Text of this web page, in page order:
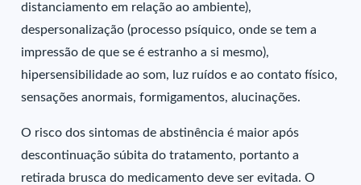
distanciamento em relação ao ambiente),
despersonalização (processo psíquico, onde se tem a
impressão de que se é estranho a si mesmo),
hipersensibilidade ao som, luz ruídos e ao contato físico,
sensações anormais, formigamentos, alucinações.
O risco dos sintomas de abstinência é maior após
descontinuação súbita do tratamento, portanto a
retirada brusca do medicamento deve ser evitada. O